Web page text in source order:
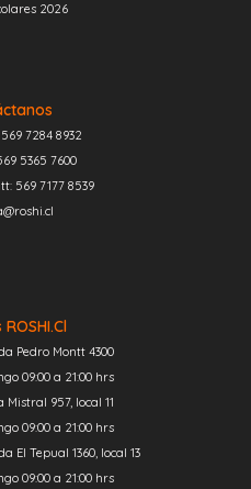
2026
7284 8932
5365 7600
569 7177 8539
Pedro Montt 4300
09:00 a 21:00 hrs
Mistral 957, local 11
09:00 a 21:00 hrs
El Tepual 1360, local 13
09:00 a 21:00 hrs